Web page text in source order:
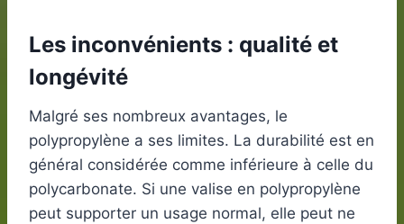
Les inconvénients : qualité et
longévité
Malgré ses nombreux avantages, le
polypropylène a ses limites. La durabilité est en
général considérée comme inférieure à celle du
polycarbonate. Si une valise en polypropylène
peut supporter un usage normal, elle peut ne